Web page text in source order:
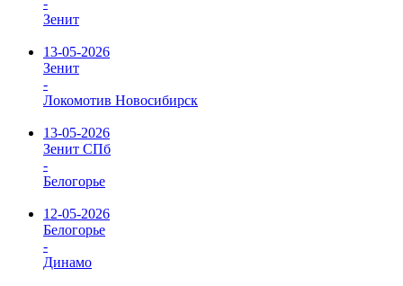
-
Зенит
13-05-2026
Зенит
-
Локомотив Новосибирск
13-05-2026
Зенит СПб
-
Белогорье
12-05-2026
Белогорье
-
Динамо